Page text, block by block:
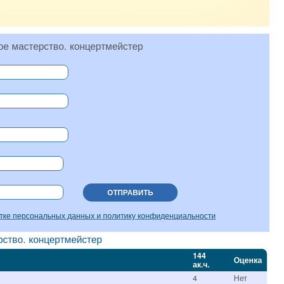
мастерство. концертмейстер
ОТПРАВИТЬ
персональных данных и политику конфиденциальности
концертмейстер
144
ак.ч.
Оценка
4
Нет